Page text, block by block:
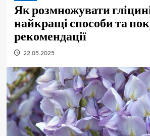
Як розмножувати
найкращі способи та
рекомендації
22.05.2025